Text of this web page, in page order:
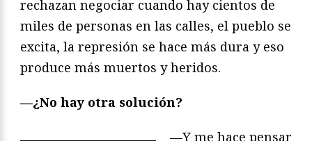
rechazan negociar cuando hay cientos de
miles de personas en las calles, el pueblo se
excita, la represión se hace más dura y eso
produce más muertos y heridos.
—¿No hay otra solución?
—Y me hace pensar